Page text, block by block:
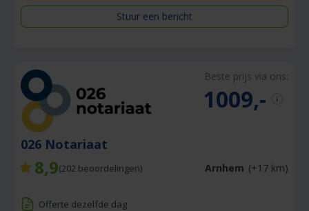
Stuur een bericht
Beste prijs via ons:
1009,-
026 Notariaat
8,9(202 beoordelingen) Arnhem (+17 km)
Offerte dezelfde dag